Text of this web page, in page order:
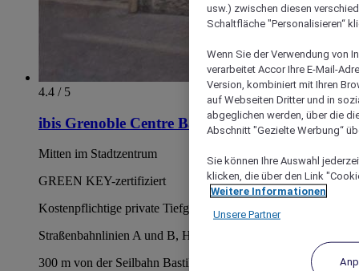
4.4 / 5
ibis Grenoble Centre Bastille
Mitten im Stadtzentrum
GREEN KEY-zertifiziert
Kostenpflichtige private Tiefgarage
Straßenbahnlinien A und B, Haltestelle Victor Hugo
300 m von der Seilbahn Bastille entfernt
usw.) zwischen diesen
Schaltfläche "Personalisieren“
Wenn Sie der Verwendung von
verarbeitet Accor Ihre E-Mail-
Version, kombiniert mit Ihren
auf Webseiten Dritter und in
abgeglichen werden, über die
Abschnitt "Gezielte Werbung“
Sie können Ihre Auswahl
klicken, die über den Link
Weitere Informationen
Unsere Partner